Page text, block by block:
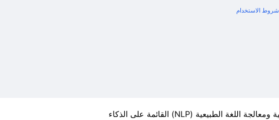
شروط الاستخدام
مرحبًا بكم في مترجمنا الإلكتروني المجاني! يستخدم أداتنا المتقدمة الترجمة تقنيات الشبكة العصبية ومعالجة اللغة الطبيعية (NLP) القائمة على الذكاء